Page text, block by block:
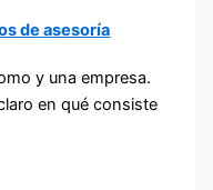
de asesoría
y una empresa.
en qué consiste